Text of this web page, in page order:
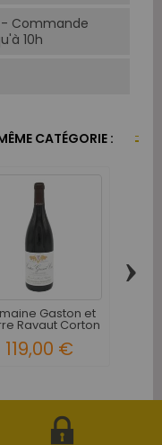
- Commande
10h
CATÉGORIE :
Gaston et
Ravaut Corton
119,00 €
›